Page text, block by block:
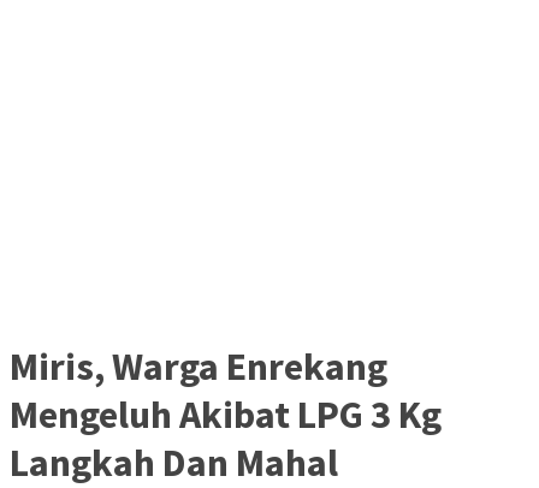
Miris, Warga Enrekang
Mengeluh Akibat LPG 3 Kg
Langkah Dan Mahal